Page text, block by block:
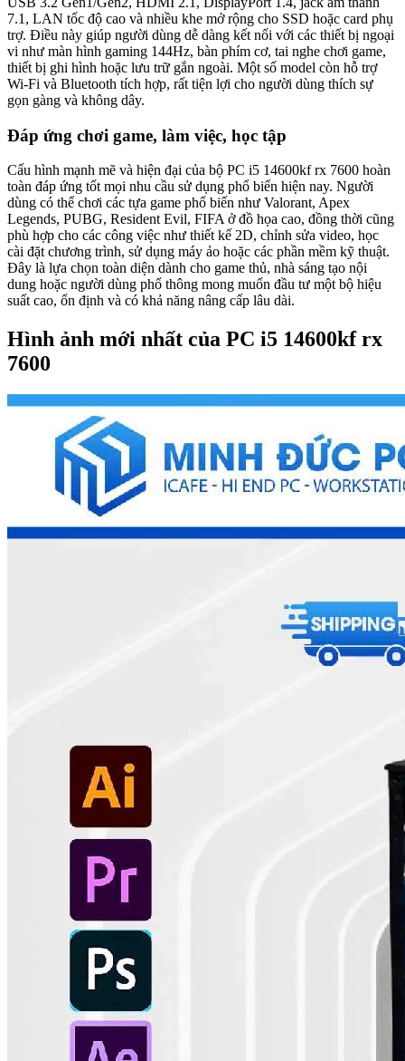
7.1, LAN tốc độ cao và nhiều khe mở rộng cho SSD hoặc card phụ
trợ. Điều này giúp người dùng dễ dàng kết nối với các thiết bị ngoại
vi như màn hình gaming 144Hz, bàn phím cơ, tai nghe chơi game,
thiết bị ghi hình hoặc lưu trữ gắn ngoài. Một số model còn hỗ trợ
Wi-Fi và Bluetooth tích hợp, rất tiện lợi cho người dùng thích sự
gọn gàng và không dây.
Đáp ứng chơi game, làm việc, học tập
Cấu hình mạnh mẽ và hiện đại của bộ PC i5 14600kf rx 7600 hoàn
toàn đáp ứng tốt mọi nhu cầu sử dụng phổ biến hiện nay. Người
dùng có thể chơi các tựa game phổ biến như Valorant, Apex
Legends, PUBG, Resident Evil, FIFA ở đồ họa cao, đồng thời cũng
phù hợp cho các công việc như thiết kế 2D, chỉnh sửa video, học
cài đặt chương trình, sử dụng máy ảo hoặc các phần mềm kỹ thuật.
Đây là lựa chọn toàn diện dành cho game thủ, nhà sáng tạo nội
dung hoặc người dùng phổ thông mong muốn đầu tư một bộ hiệu
suất cao, ổn định và có khả năng nâng cấp lâu dài.
Hình ảnh mới nhất của PC i5 14600kf rx
7600